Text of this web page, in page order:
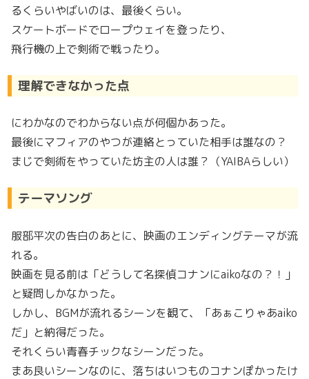
るくらいやばいのは、最後くらい。
スケートボードでロープウェイを登ったり、
飛行機の上で剣術で戦ったり。
理解できなかった点
にわかなのでわからない点が何個かあった。
最後にマフィアのやつが連絡とっていた相手は誰なの？
まじで剣術をやっていた坊主の人は誰？（YAIBAらしい）
テーマソング
服部平次の告白のあとに、映画のエンディングテーマが流
れる。
映画を見る前は「どうして名探偵コナンにaikoなの？！」
と疑問しかなかった。
しかし、BGMが流れるシーンを観て、「あぁこりゃあaiko
だ」と納得だった。
それくらい青春チックなシーンだった。
まあ良いシーンなのに、落ちはいつものコナンぽかったけ